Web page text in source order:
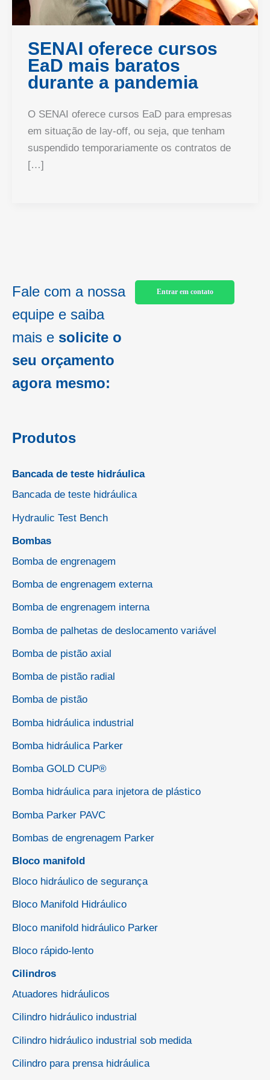
SENAI oferece cursos
EaD mais baratos
durante a pandemia
O SENAI oferece cursos EaD para empresas
em situação de lay-off, ou seja, que tenham
suspendido temporariamente os contratos de
[…]
Fale com a nossa
equipe e saiba
mais e solicite o
seu orçamento
agora mesmo:
Entrar em contato
Produtos
Bancada de teste hidráulica
Bancada de teste hidráulica
Hydraulic Test Bench
Bombas
Bomba de engrenagem
Bomba de engrenagem externa
Bomba de engrenagem interna
Bomba de palhetas de deslocamento variável
Bomba de pistão axial
Bomba de pistão radial
Bomba de pistão
Bomba hidráulica industrial
Bomba hidráulica Parker
Bomba GOLD CUP®
Bomba hidráulica para injetora de plástico
Bomba Parker PAVC
Bombas de engrenagem Parker
Bloco manifold
Bloco hidráulico de segurança
Bloco Manifold Hidráulico
Bloco manifold hidráulico Parker
Bloco rápido-lento
Cilindros
Atuadores hidráulicos
Cilindro hidráulico industrial
Cilindro hidráulico industrial sob medida
Cilindro para prensa hidráulica